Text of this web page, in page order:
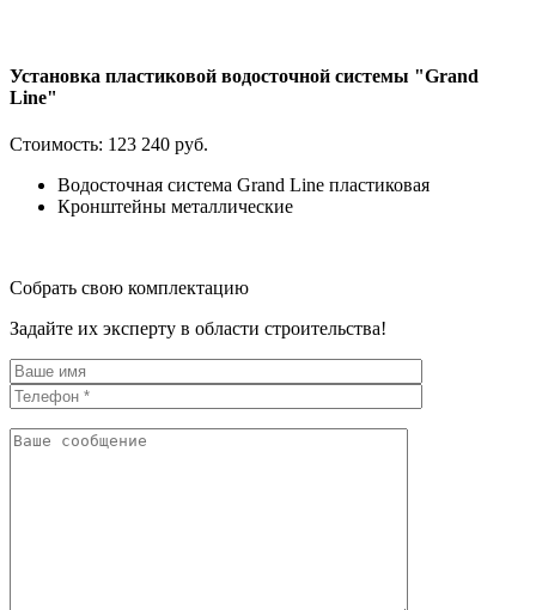
Установка пластиковой водосточной системы "Grand
Line"
Стоимость: 123 240 руб.
Водосточная система Grand Line пластиковая
Кронштейны металлические
Собрать свою комплектацию
Задайте их эксперту в области строительства!